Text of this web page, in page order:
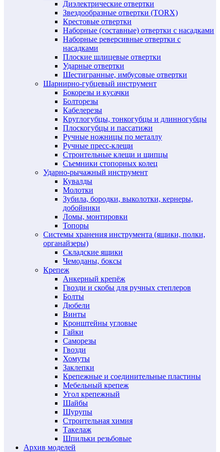
Диэлектрические отвертки
Звездообразные отвертки (TORX)
Крестовые отвертки
Наборные (составные) отвертки с насадками
Наборные реверсивные отвертки с
насадками
Плоские шлицевые отвертки
Ударные отвертки
Шестигранные, имбусовые отвертки
Шарнирно-губцевый инструмент
Бокорезы и кусачки
Болторезы
Кабелерезы
Круглогубцы, тонкогубцы и длинногубцы
Плоскогубцы и пассатижи
Ручные ножницы по металлу
Ручные пресс-клещи
Строительные клещи и щипцы
Съемники стопорных колец
Ударно-рычажный инструмент
Кувалды
Молотки
Зубила, бородки, выколотки, кернеры,
добойники
Ломы, монтировки
Топоры
Системы хранения инструмента (ящики, полки,
органайзеры)
Складские ящики
Чемоданы, боксы
Крепеж
Анкерный крепёж
Гвозди и скобы для ручных степлеров
Болты
Дюбели
Винты
Кронштейны угловые
Гайки
Саморезы
Гвозди
Хомуты
Заклепки
Крепежные и соединительные пластины
Мебельный крепеж
Угол крепежный
Шайбы
Шурупы
Строительная химия
Такелаж
Шпильки резьбовые
Архив моделей